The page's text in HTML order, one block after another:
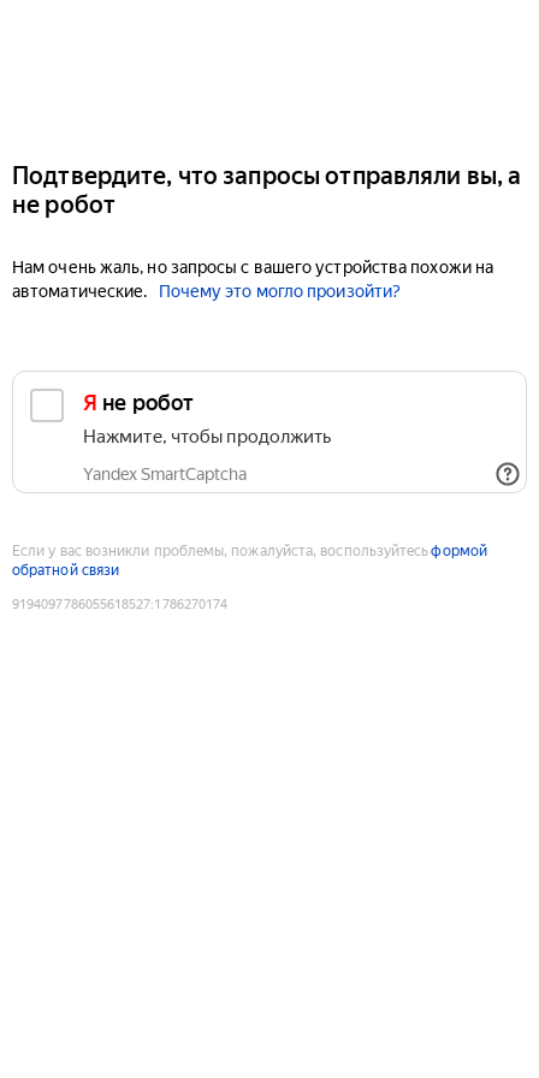
Подтвердите, что запросы отправляли вы, а
не робот
Нам очень жаль, но запросы с вашего устройства похожи на
автоматические.
Почему это могло произойти?
Я не робот
Нажмите, чтобы продолжить
Yandex SmartCaptcha
Если у вас возникли проблемы, пожалуйста, воспользуйтесьформой
обратной связи
9194097786055618527:1786270174